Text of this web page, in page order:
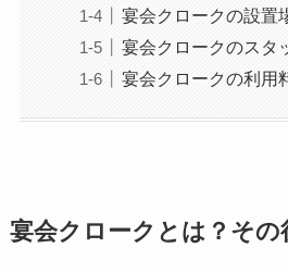
宴会クロークの設置
宴会クロークのスタ
宴会クロークの利用
宴会クロークとは？その